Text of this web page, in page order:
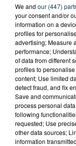
We and our (447)
your consent and/or
information on a
profiles for
advertising; Measure
performance;
of data from different
profiles to
content; Use limited
detect fraud, and fix
Save and
process personal
following
requested; Use
other data sources;
information